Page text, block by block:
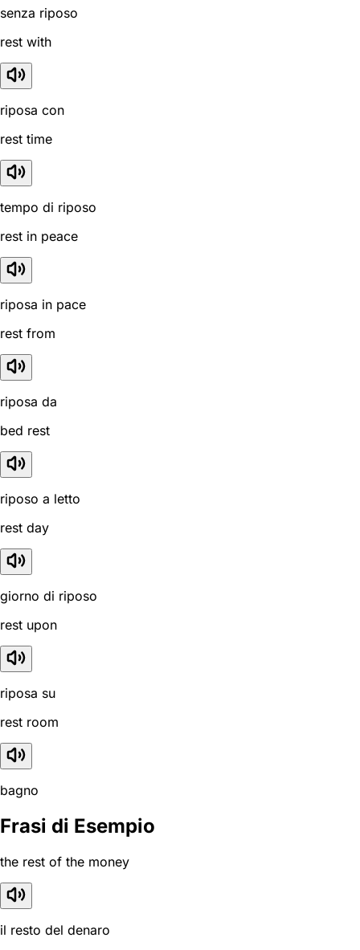
senza riposo
rest with
riposa con
rest time
tempo di riposo
rest in peace
riposa in pace
rest from
riposa da
bed rest
riposo a letto
rest day
giorno di riposo
rest upon
riposa su
rest room
bagno
Frasi di Esempio
the rest of the money
il resto del denaro